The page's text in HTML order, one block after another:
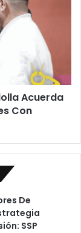
Acuerda
Con
De
SSP